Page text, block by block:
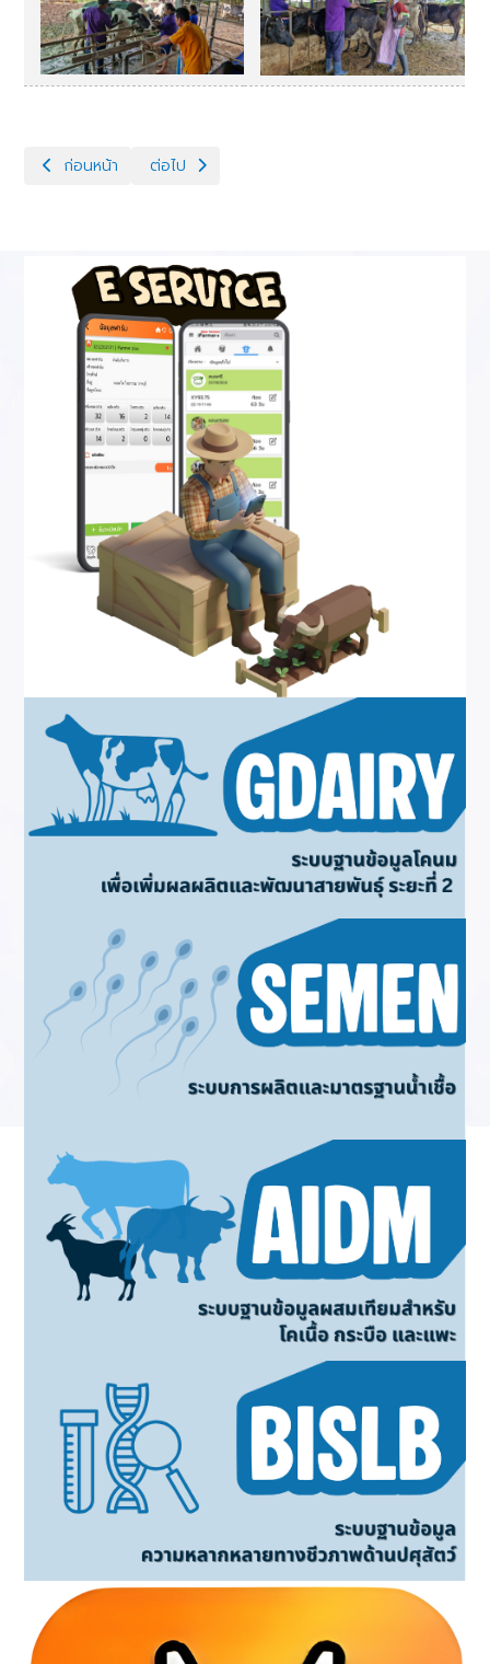
เนื้อหาก่อนหน้า: ตรวจเช็คและแก้ไขแรงดันลม ระบบรีดนม ฟาร์มโค
ก่อนหน้า เนื้อหาถัดไป: โครงการ พัฒนาพ่อพันธุ์โคนมทรอปิ
ต่อไป